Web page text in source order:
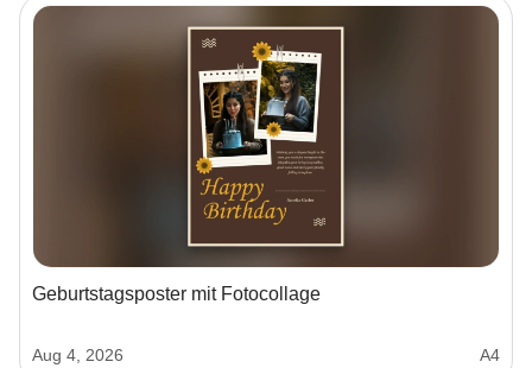
Geburtstagsposter mit Fotocollage
Aug 4, 2026 A4